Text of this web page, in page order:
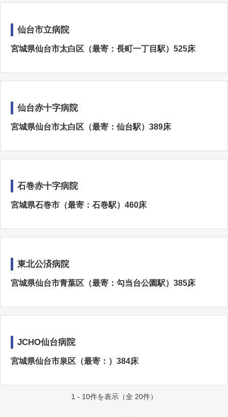
仙台市立病院
宮城県仙台市太白区（最寄：長町一丁目駅）525床
仙台赤十字病院
宮城県仙台市太白区（最寄：仙台駅）389床
石巻赤十字病院
宮城県石巻市（最寄：石巻駅）460床
東北公済病院
宮城県仙台市青葉区（最寄：勾当台公園駅）385床
JCHO仙台病院
宮城県仙台市泉区（最寄：）384床
1 - 10件を表示（全 20件）